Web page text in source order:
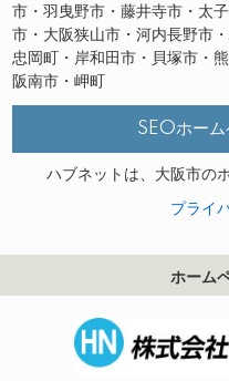
市・羽曳野市・藤井寺市・太
市・大阪狭山市・河内長野市
忠岡町・岸和田市・貝塚市・
阪南市・岬町
SEOホーム
ハブネットは、大阪市の
プライ
ホーム